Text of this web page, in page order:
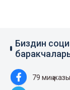
Биздин
79 миң